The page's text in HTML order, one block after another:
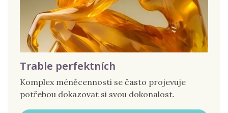
Trable perfektních
Komplex méněcennosti se často projevuje
potřebou dokazovat si svou dokonalost.